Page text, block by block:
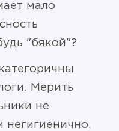
мало
"бякой"?
Мерить
не
негигиенично,